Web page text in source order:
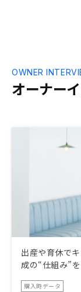
オーナー
OWNER
出産や育休で
成の“仕組み”
購入時データ